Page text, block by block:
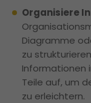
Organisiere
Diagramme
zu
Informationen
Teile auf, um
zu erleichtern.